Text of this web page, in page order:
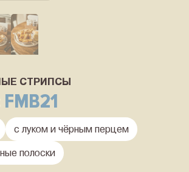
СТРИПСЫ
FMB21
с луком и чёрным перцем
полоски